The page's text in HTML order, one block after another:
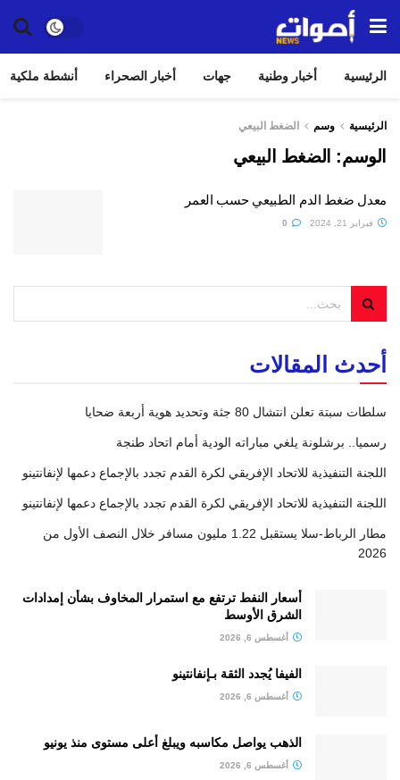
الرئيسية أخبار وطنية جهات أخبار الصحراء أنشطة ملكية
الرئيسية وسم الضغط البيعي
الوسم: الضغط البيعي
معدل ضغط الدم الطبيعي حسب العمر
فبراير 21, 2024
أحدث المقالات
سلطات سبتة تعلن انتشال 80 جثة وتحديد هوية أربعة ضحايا
رسميا.. برشلونة يلغي مباراته الودية أمام اتحاد طنجة
اللجنة التنفيذية للاتحاد الإفريقي لكرة القدم تجدد بالإجماع دعمها لإنفانتينو
اللجنة التنفيذية للاتحاد الإفريقي لكرة القدم تجدد بالإجماع دعمها لإنفانتينو
مطار الرباط-سلا يستقبل 1.22 مليون مسافر خلال النصف الأول من
2026
أسعار النفط ترتفع مع استمرار المخاوف بشأن إمدادات
الشرق الأوسط
أغسطس 6, 2026
الفيفا يُجدد الثقة بـإنفانتينو
أغسطس 6, 2026
الذهب يواصل مكاسبه ويبلغ أعلى مستوى منذ يونيو
أغسطس 6, 2026